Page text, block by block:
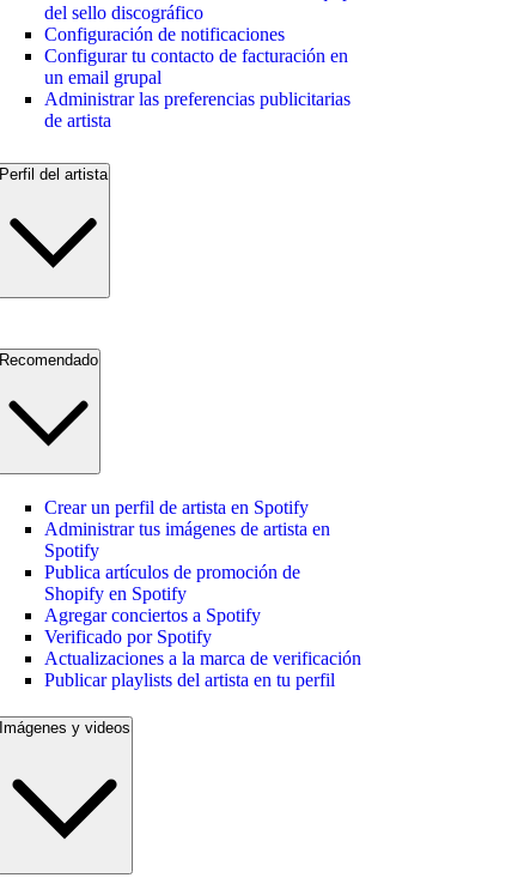
del sello discográfico
Configuración de notificaciones
Configurar tu contacto de facturación en
un email grupal
Administrar las preferencias publicitarias
de artista
Perfil del artista
Recomendado
Crear un perfil de artista en Spotify
Administrar tus imágenes de artista en
Spotify
Publica artículos de promoción de
Shopify en Spotify
Agregar conciertos a Spotify
Verificado por Spotify
Actualizaciones a la marca de verificación
Publicar playlists del artista en tu perfil
Imágenes y videos